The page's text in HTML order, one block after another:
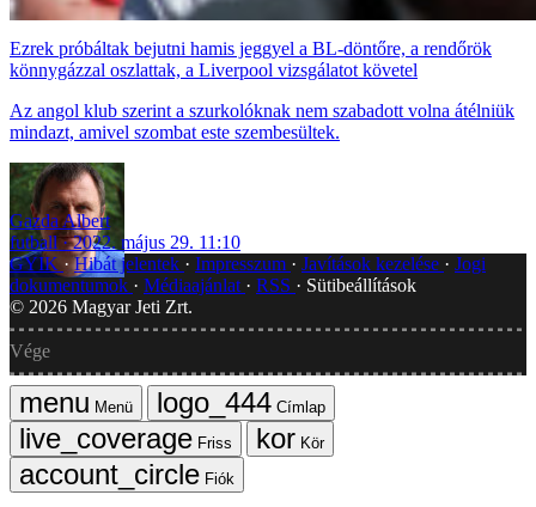
Ezrek próbáltak bejutni hamis jeggyel a BL-döntőre, a rendőrök
könnygázzal oszlattak, a Liverpool vizsgálatot követel
Az angol klub szerint a szurkolóknak nem szabadott volna átélniük
mindazt, amivel szombat este szembesültek.
Gazda Albert
futball
2022. május 29. 11:10
GYIK
Hibát jelentek Impresszum Javítások kezelése
Jogi
dokumentumok
Médiaajánlat RSS
Sütibeállítások
© 2026 Magyar Jeti Zrt.
Vége
Menü
Címlap
Friss
Kör
Fiók